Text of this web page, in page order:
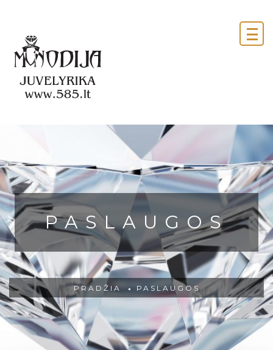
PASLAUGOS
PRADŽIA PASLAUGOS